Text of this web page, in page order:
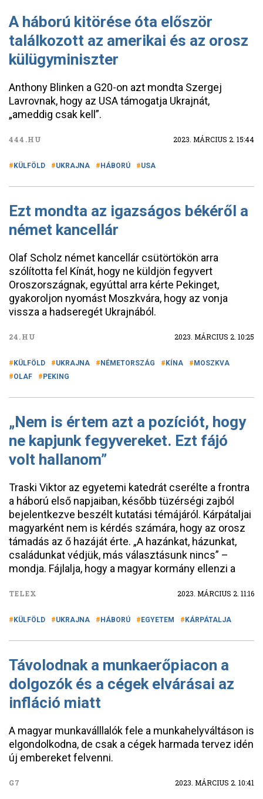
A háború kitörése óta először
találkozott az amerikai és az orosz
külügyminiszter
Anthony Blinken a G20-on azt mondta Szergej
Lavrovnak, hogy az USA támogatja Ukrajnát,
„ameddig csak kell”.
444.HU 2023. MÁRCIUS 2. 15:44
KÜLFÖLD UKRAJNA HÁBORÚ USA
Ezt mondta az igazságos békéről a
német kancellár
Olaf Scholz német kancellár csütörtökön arra
szólította fel Kínát, hogy ne küldjön fegyvert
Oroszországnak, egyúttal arra kérte Pekinget,
gyakoroljon nyomást Moszkvára, hogy az vonja
vissza a hadseregét Ukrajnából.
24.HU 2023. MÁRCIUS 2. 10:25
KÜLFÖLD UKRAJNA NÉMETORSZÁG KÍNA
MOSZKVA
OLAF
PEKING
„Nem is értem azt a pozíciót, hogy
ne kapjunk fegyvereket. Ezt fájó
volt hallanom”
Traski Viktor az egyetemi katedrát cserélte a frontra
a háború első napjaiban, később tüzérségi zajból
bejelentkezve beszélt kutatási témájáról. Kárpátaljai
magyarként nem is kérdés számára, hogy az orosz
támadás az ő hazáját érte. „A hazánkat, házunkat,
családunkat védjük, más választásunk nincs” –
mondja. Fájlalja, hogy a magyar kormány ellenzi a
TELEX 2023. MÁRCIUS 2. 11:16
KÜLFÖLD UKRAJNA HÁBORÚ EGYETEM KÁRPÁTALJA
Távolodnak a munkaerőpiacon a
dolgozók és a cégek elvárásai az
infláció miatt
A magyar munkaválllalók fele a munkahelyváltáson is
elgondolkodna, de csak a cégek harmada tervez idén
új embereket felvenni.
G7 2023. MÁRCIUS 2. 10:41